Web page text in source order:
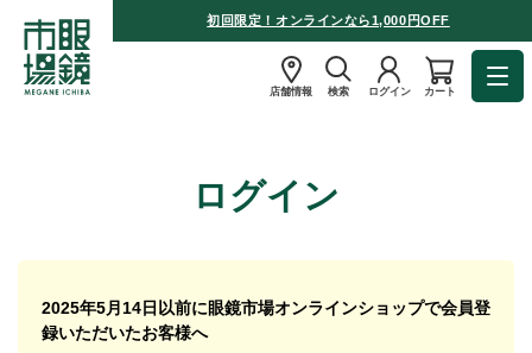
初回限定！オンラインなら1,000円OFF
店舗情報 検索 ログイン カート
ログイン
2025年5月14日以前に眼鏡市場オンラインショップで会員登
録いただいたお客様へ